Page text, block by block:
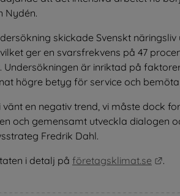
Nydén.
skickade Svenskt
ger en svarsfrekvens på 47
Undersökningen är inriktad på
högre betyg för service och
vänt en negativ trend, vi måste dock
och gemensamt utveckla dialogen
Fredrik Dahl.
i detalj på företagsklimat.se .